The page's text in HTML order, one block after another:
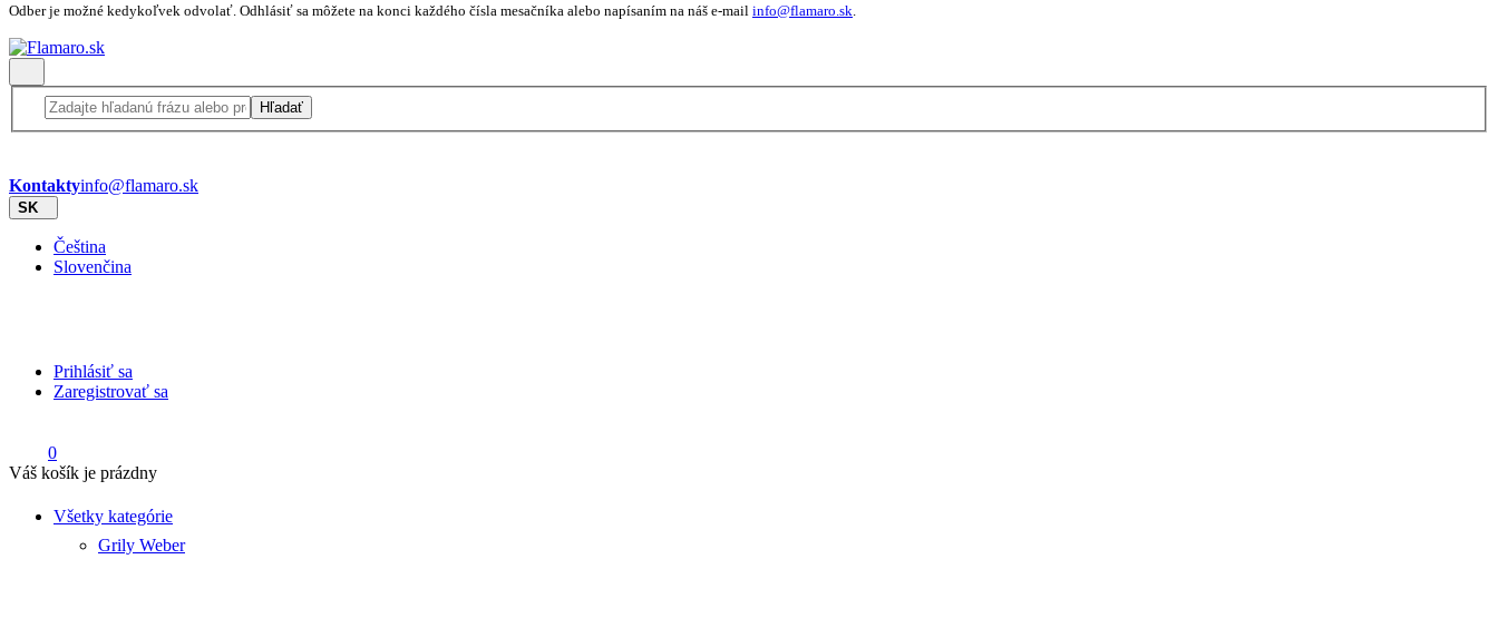
Odber je možné kedykoľvek odvolať. Odhlásiť sa môžete na konci každého čísla mesačníka alebo napísaním na náš e-mail info@flamaro.sk.
Hľadať
Kontaktyinfo@flamaro.sk
SK
Čeština
Slovenčina
Prihlásiť sa
Zaregistrovať sa
0
Váš košík je prázdny
Všetky kategórie
Grily Weber